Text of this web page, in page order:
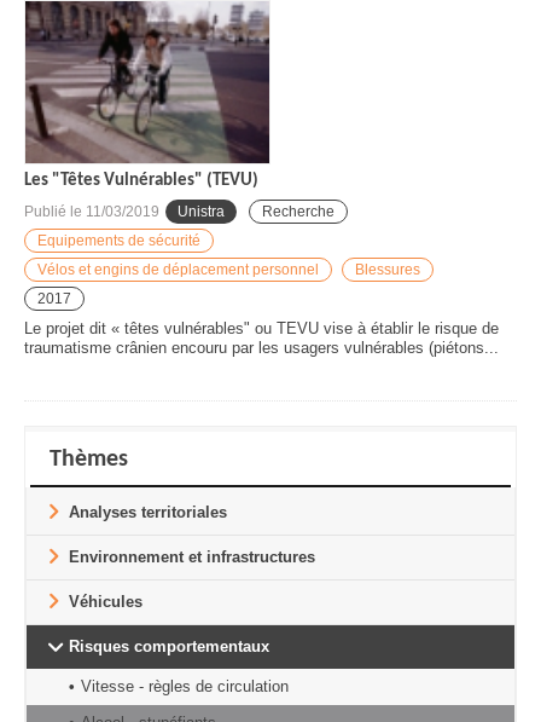
Les "Têtes Vulnérables" (TEVU)
Publié le 11/03/2019 Unistra
Recherche
Equipements de sécurité
Vélos et engins de déplacement personnel
Blessures
2017
Le projet dit « têtes vulnérables" ou TEVU vise à établir le risque de
traumatisme crânien encouru par les usagers vulnérables (piétons...
Thèmes
Analyses territoriales
Environnement et infrastructures
Véhicules
Risques comportementaux
Vitesse - règles de circulation